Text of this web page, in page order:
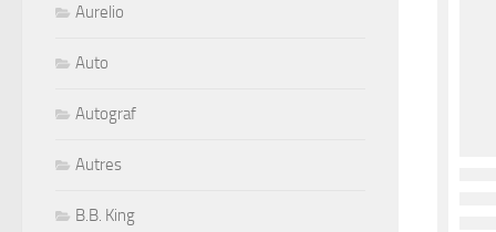
Aurelio
Auto
Autograf
Autres
B.B. King